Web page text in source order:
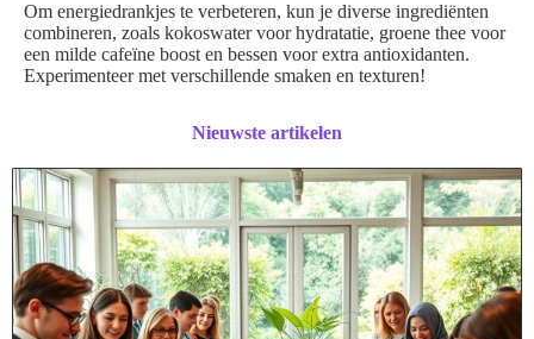
Om energiedrankjes te verbeteren, kun je diverse ingrediënten
combineren, zoals kokoswater voor hydratatie, groene thee voor
een milde cafeïne boost en bessen voor extra antioxidanten.
Experimenteer met verschillende smaken en texturen!
Nieuwste artikelen